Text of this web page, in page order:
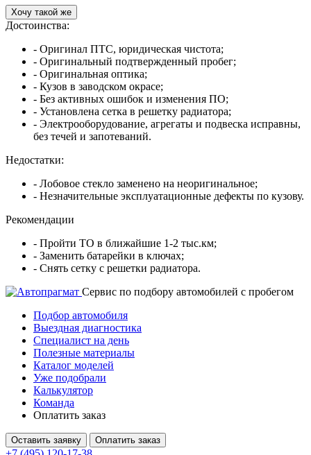
Хочу такой же
Достоинства:
- Оригинал ПТС, юридическая чистота;
- Оригинальный подтвержденный пробег;
- Оригинальная оптика;
- Кузов в заводском окрасе;
- Без активных ошибок и изменения ПО;
- Установлена сетка в решетку радиатора;
- Электрооборудование, агрегаты и подвеска исправны,
без течей и запотеваний.
Недостатки:
- Лобовое стекло заменено на неоригинальное;
- Незначительные эксплуатационные дефекты по кузову.
Рекомендации
- Пройти ТО в ближайшие 1-2 тыс.км;
- Заменить батарейки в ключах;
- Снять сетку с решетки радиатора.
Cервис по подбору автомобилей с пробегом
Подбор автомобиля
Выездная диагностика
Специалист на день
Полезные материалы
Каталог моделей
Уже подобрали
Калькулятор
Команда
Оплатить заказ
Оставить заявку Оплатить заказ